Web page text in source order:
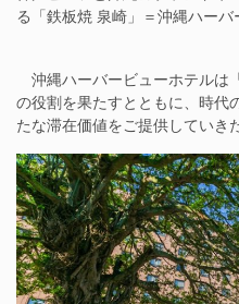
る「鉄板焼 泉崎」＝沖縄ハー
沖縄ハーバービューホテルは
の役割を果たすとともに、時代
たな滞在価値をご提供していき